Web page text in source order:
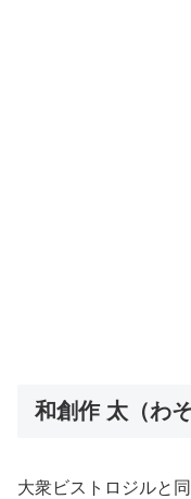
和創作 太（わ
大衆ビストロジルと